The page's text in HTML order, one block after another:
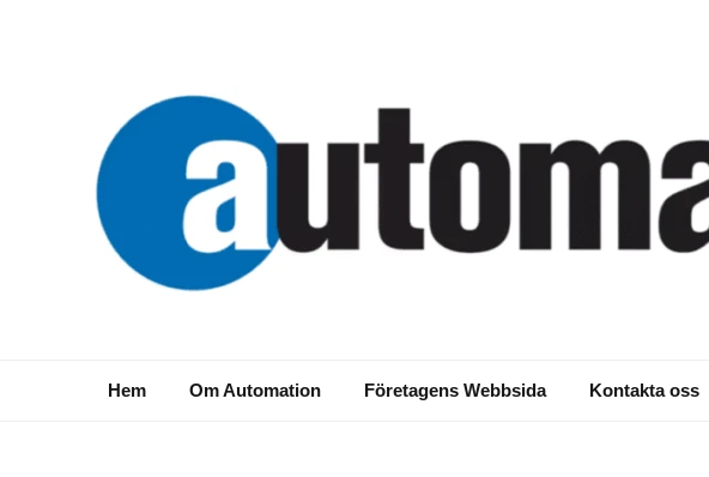
Hem Om Automation Företagens Webbsida Kontakta oss
NYHETER
Innovativ teknik öppnar upp